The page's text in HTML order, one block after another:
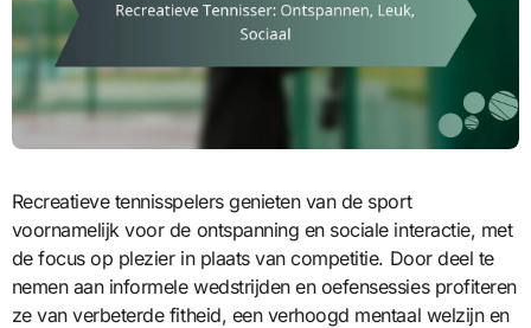
Recreatieve tennisspelers genieten van de sport
voornamelijk voor de ontspanning en sociale interactie, met
de focus op plezier in plaats van competitie. Door deel te
nemen aan informele wedstrijden en oefensessies profiteren
ze van verbeterde fitheid, een verhoogd mentaal welzijn en